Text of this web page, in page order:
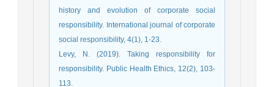
history and evolution of corporate social
responsibility. International journal of corporate
Levy, N. (2019). Taking responsibility for
responsibility. Public Health Ethics, 12(2), 103-